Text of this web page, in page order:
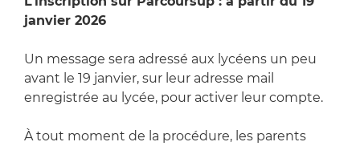
janvier 2026
Un message sera adressé aux lycéens un peu
avant le 19 janvier, sur leur adresse mail
enregistrée au lycée, pour activer leur compte.
À tout moment de la procédure, les parents